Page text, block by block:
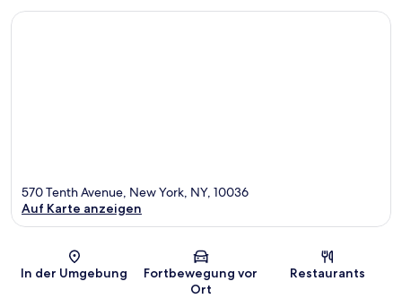
Karte
570 Tenth Avenue, New York, NY, 10036
Auf Karte anzeigen
In der Umgebung
Fortbewegung vor
Ort
Restaurants